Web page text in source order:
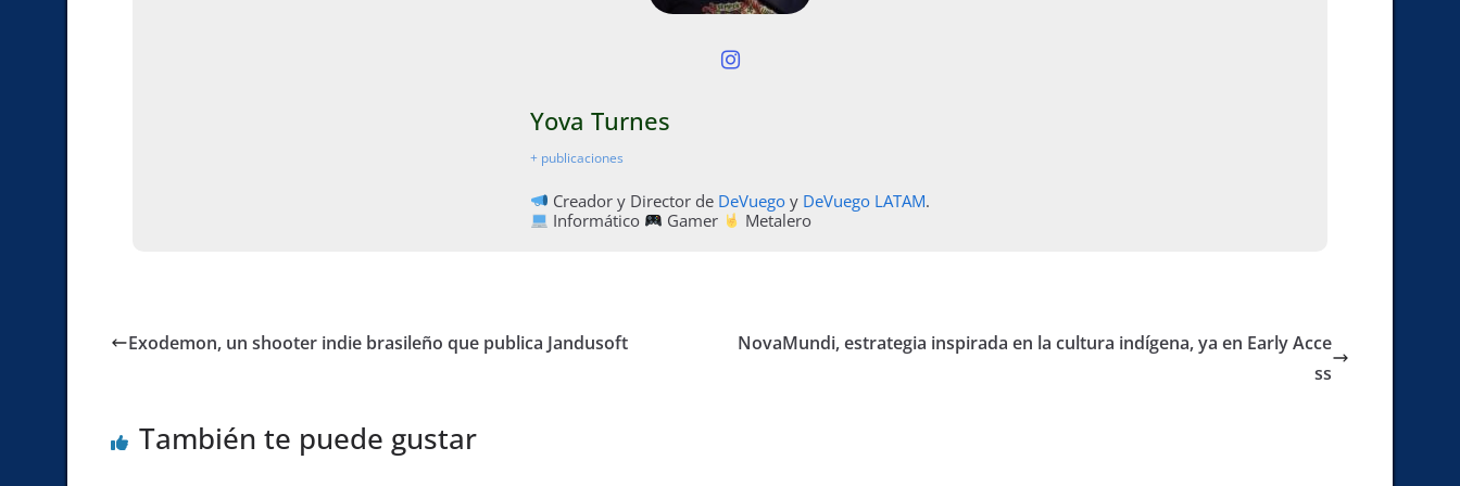
Yova Turnes
+ publicaciones
Creador y Director de DeVuego y DeVuego LATAM.
Informático
Gamer Metalero
Exodemon, un shooter indie brasileño que publica Jandusoft
NovaMundi, estrategia inspirada en la cultura indígena, ya en Early Acce
ss
También te puede gustar